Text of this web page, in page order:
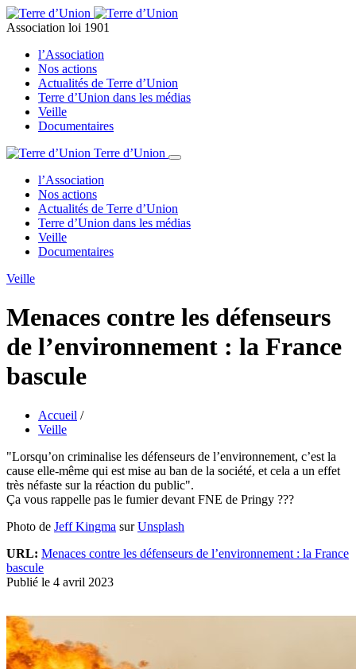
Association loi 1901
l’Association
Nos actions
Actualités de Terre d’Union
Terre d’Union dans les médias
Veille
Documentaires
Terre d’Union
l’Association
Nos actions
Actualités de Terre d’Union
Terre d’Union dans les médias
Veille
Documentaires
Veille
Menaces contre les défenseurs
de l’environnement : la France
bascule
Accueil /
Veille
"Lorsqu’on criminalise les défenseurs de l’environnement, c’est la
cause elle-même qui est mise au ban de la société, et cela a un effet
très néfaste sur la réaction du public".
Ça vous rappelle pas le fumier devant FNE de Pringy ???
Photo de Jeff Kingma surUnsplash
URL: Menaces contre les défenseurs de l’environnement : la France
bascule
Publié le 4 avril 2023